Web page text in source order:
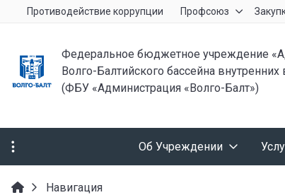
Противодействие коррупции Профсоюз
Федеральное бюджетное учреждение
Волго-Балтийского бассейна внутренних
(ФБУ «Администрация «Волго-Балт»)
Об Учреждении
Навигация